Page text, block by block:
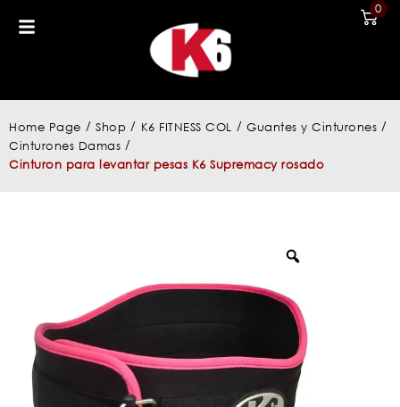
0
Home Page / Shop / K6 FITNESS COL / Guantes y Cinturones /
Cinturones Damas /
Cinturon para levantar pesas K6 Supremacy rosado